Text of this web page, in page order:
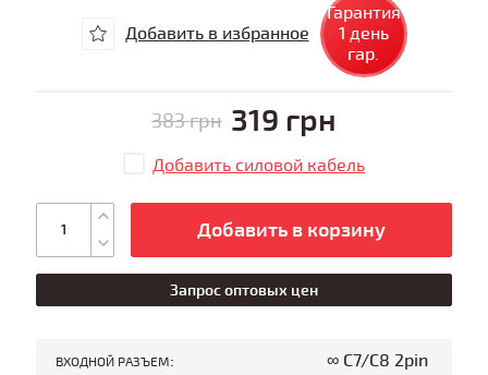
Добавить в избранное
Гарантия
1 день
гар.
383 грн 319 грн
Добавить силовой кабель
Добавить в корзину
Запрос оптовых цен
ВХОДНОЙ РАЗЪЕМ: ∞ C7/C8 2pin